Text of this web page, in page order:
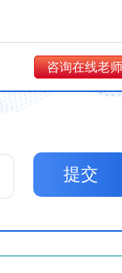
咨询在线老师
提交